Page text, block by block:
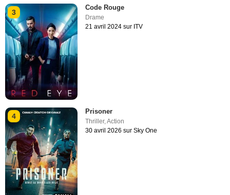
3
Code Rouge
Drame
21 avril 2024 sur ITV
4
Prisoner
Thriller,Action
30 avril 2026 sur Sky One